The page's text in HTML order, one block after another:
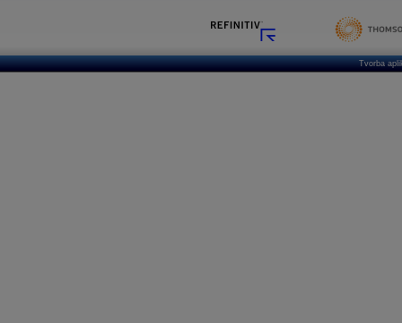
Tvorba